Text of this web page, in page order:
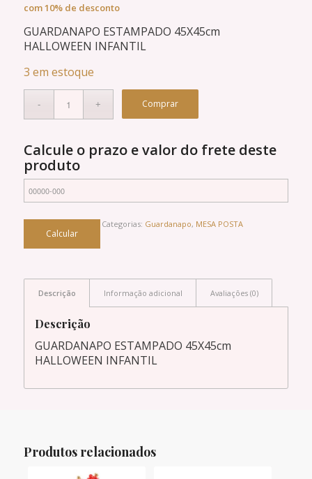
com 10% de desconto
GUARDANAPO ESTAMPADO 45X45cm
HALLOWEEN INFANTIL
3 em estoque
Comprar
Calcule o prazo e valor do frete deste
produto
Categorias: Guardanapo, MESA POSTA
Descrição Informação adicional Avaliações (0)
Descrição
GUARDANAPO ESTAMPADO 45X45cm
HALLOWEEN INFANTIL
Produtos relacionados